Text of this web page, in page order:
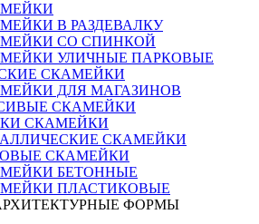
В РАЗДЕВАЛКУ
СО СПИНКОЙ
УЛИЧНЫЕ ПАРКОВЫЕ
СКАМЕЙКИ
ДЛЯ МАГАЗИНОВ
СКАМЕЙКИ
СКАМЕЙКИ
СКАМЕЙКИ
СКАМЕЙКИ
БЕТОННЫЕ
ПЛАСТИКОВЫЕ
ФОРМЫ